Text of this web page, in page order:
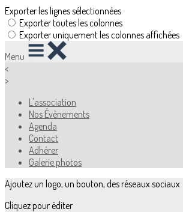
Exporter les lignes sélectionnées
Exporter toutes les colonnes
Exporter uniquement les colonnes affichées
Menu
<
>
L'association
Nos Évènements
Agenda
Contact
Adhérer
Galerie photos
Ajoutez un logo, un bouton, des réseaux sociaux
Cliquez pour éditer